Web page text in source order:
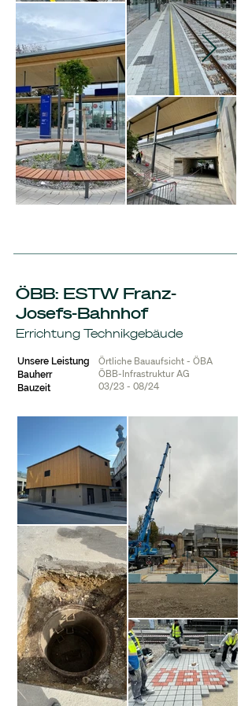
ÖBB: ESTW Franz-
Josefs-Bahnhof
Errichtung Technikgebäude
Unsere Leistung
Bauherr
Bauzeit
Örtliche Bauaufsicht - ÖBA
ÖBB-Infrastruktur AG
03/23 - 08/24